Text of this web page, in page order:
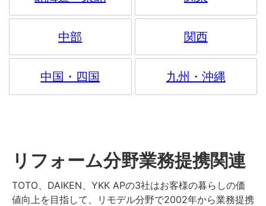
中部 関西
中国・四国 九州・沖縄
リフォーム分野業務提携関連
TOTO、DAIKEN、YKK APの3社はお客様の暮らしの価
値向上を目指して、リモデル分野で2002年から業務提携